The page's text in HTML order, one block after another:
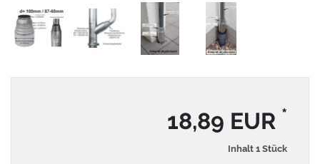
18,89 EUR *
Inhalt 1 Stück